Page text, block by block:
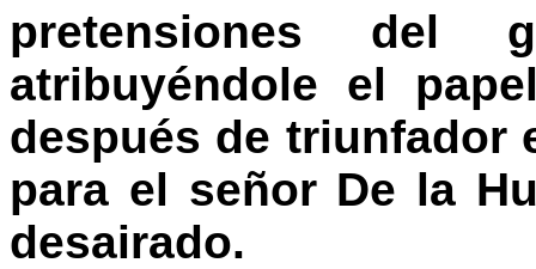
pretensiones del
atribuyéndole el
después de triunfador
para el señor De la
desairado.